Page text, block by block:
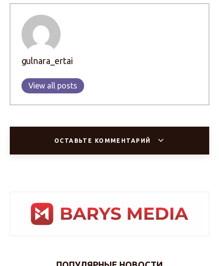
gulnara_ertai
View all posts
ОСТАВЬТЕ КОММЕНТАРИЙ